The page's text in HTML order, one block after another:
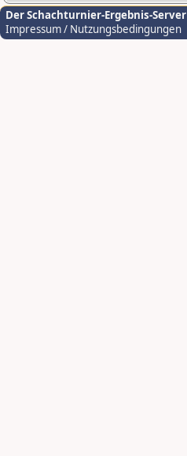
Der Schachturnier-Ergebnis-Server
Impressum / Nutzungsbedingungen